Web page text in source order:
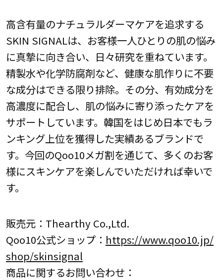
高含有量のナチュラルダーマケアを追求する
SKIN SIGNALは、お客様一人ひとりの肌の悩み
に真摯に向き合い、日々研究を重ねています。
精製水や化学防腐剤など、健康な肌作りに不要
な成分はできる限り排除。その分、有効成分を
高濃度に配合し、肌の悩みに寄り添ったケアを
サポートしています。韓国をはじめ日本でもラ
ンキング上位を獲得した実績あるブランドで
す。今回のQoo10メガ割を通じて、多くのお客
様にスキンケアを楽しんでいただければ幸いで
す。
販売元：Thearthy Co.,Ltd.
Qoo10公式ショップ： https://www.qoo10.jp/
shop/skinsignal
商品に関するお問い合わせ：